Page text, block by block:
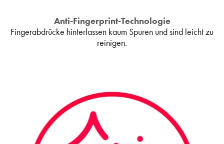
Anti-Fingerprint-Technologie
Fingerabdrücke hinterlassen kaum Spuren und sind leicht zu
reinigen.